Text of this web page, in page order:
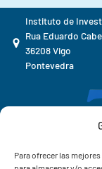
Para ofrecer las
Instituto de
Rua Eduardo
36208 Vigo
Pontevedra